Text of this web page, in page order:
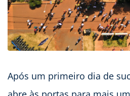
Após um primeiro dia de